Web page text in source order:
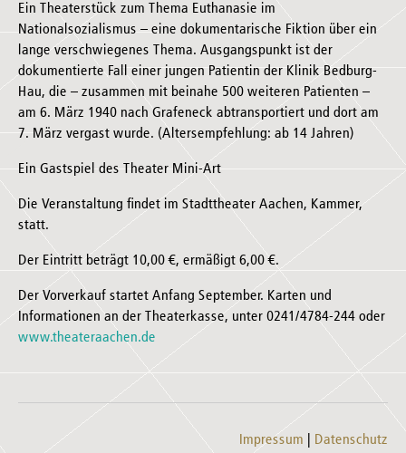
Ein Theaterstück zum Thema Euthanasie im
Nationalsozialismus – eine dokumentarische Fiktion über ein
lange verschwiegenes Thema. Ausgangspunkt ist der
dokumentierte Fall einer jungen Patientin der Klinik Bedburg-
Hau, die – zusammen mit beinahe 500 weiteren Patienten –
am 6. März 1940 nach Grafeneck abtransportiert und dort am
7. März vergast wurde. (Altersempfehlung: ab 14 Jahren)
Ein Gastspiel des Theater Mini-Art
Die Veranstaltung findet im Stadttheater Aachen, Kammer,
statt.
Der Eintritt beträgt 10,00 €, ermäßigt 6,00 €.
Der Vorverkauf startet Anfang September. Karten und
Informationen an der Theaterkasse, unter 0241/4784-244 oder
www.theateraachen.de
Impressum Datenschutz